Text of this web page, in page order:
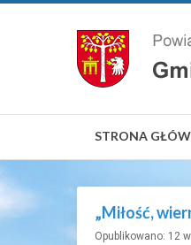
STRONA
„Miłość,
Opublikowano: 12